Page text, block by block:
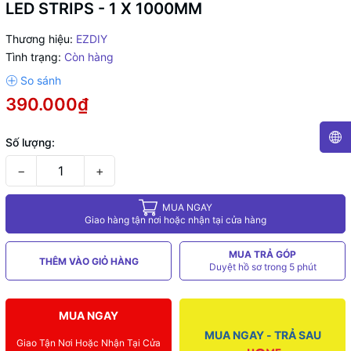
LED STRIPS - 1 X 1000MM
Thương hiệu: EZDIY
Tình trạng: Còn hàng
390.000₫
Số lượng:
− +
MUA NGAY
Giao hàng tận nơi hoặc nhận tại cửa hàng
THÊM VÀO GIỎ HÀNG
MUA TRẢ GÓP
Duyệt hồ sơ trong 5 phút
MUA NGAY
Giao Tận Nơi Hoặc Nhận Tại Cửa
MUA NGAY - TRẢ SAU